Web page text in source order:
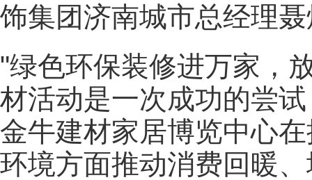
饰集团济南城市总经理
"绿色环保装修进万家，
材活动是一次成功的尝
金牛建材家居博览中心
环境方面推动消费回暖